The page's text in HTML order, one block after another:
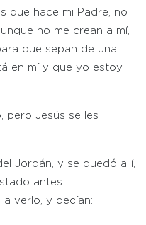
que hace mi Padre, no
no me crean a mí,
que sepan de una
en mí y que yo estoy
pero Jesús se les
Jordán, y se quedó allí,
antes
a verlo, y decían: